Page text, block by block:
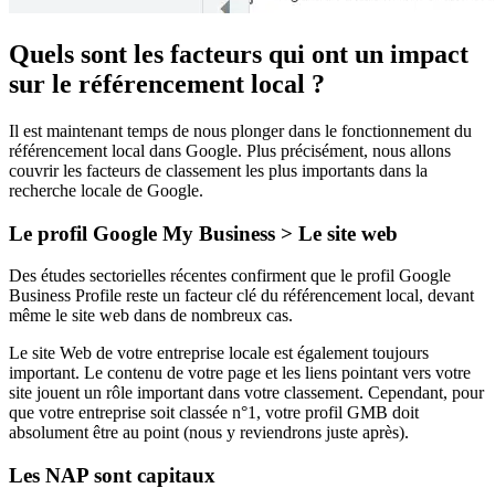
Quels sont les facteurs qui ont un impact
sur le référencement local ?
Il est maintenant temps de nous plonger dans le fonctionnement du
référencement local dans Google. Plus précisément, nous allons
couvrir les facteurs de classement les plus importants dans la
recherche locale de Google.
Le profil Google My Business > Le site web
Des études sectorielles récentes confirment que le profil Google
Business Profile reste un facteur clé du référencement local, devant
même le site web dans de nombreux cas.
Le site Web de votre entreprise locale est également toujours
important. Le contenu de votre page et les liens pointant vers votre
site jouent un rôle important dans votre classement. Cependant, pour
que votre entreprise soit classée n°1, votre profil GMB doit
absolument être au point (nous y reviendrons juste après).
Les NAP sont capitaux